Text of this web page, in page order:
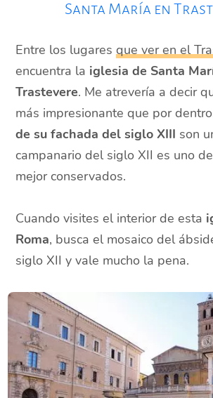
Santa María en
Entre los lugaresque ver en el
encuentra la iglesia de Santa
Trastevere. Me atrevería a decir
más impresionante que por
de su fachada del siglo XIII son
campanario del siglo XII es uno
mejor conservados.
Cuando visites el interior de esta
Roma, busca el mosaico del
siglo XII y vale mucho la pena.